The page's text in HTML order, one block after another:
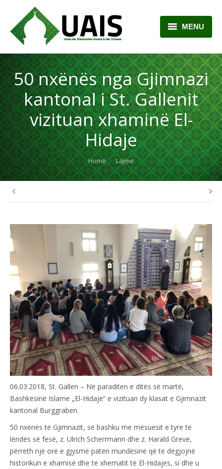
MENU
BALLINA
RRETH NESH
LAJME
ARTIKUJ
PLANI MËSIMOR
KONTAKTI
50 nxënës nga Gjimnazi
kantonal i St. Gallenit
vizituan xhaminë El-
Hidaje
You are here: Home Lajme
06.03.2018, St. Gallen – Në paraditen e ditës së martë,
Bashkësinë Islame „El-Hidaje“ e vizituan dy klasat e Gjimnazit
kantonal Burggraben.
50 nxënës të Gjimnazit, së bashku me mësuesit e tyre të
lëndës së fesë, z. Ulrich Scherrmann dhe z. Harald Greve,
përreth një orë e gjysmë patën mundësinë që të dëgjojnë
historikun e xhamisë dhe të xhematit të El-Hidajes, si dhe u